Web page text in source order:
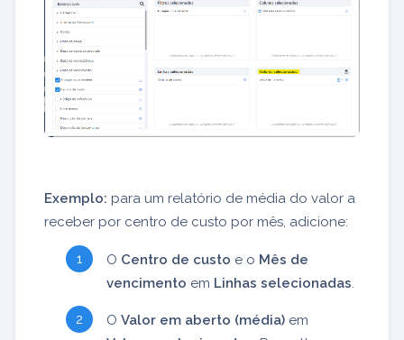
Exemplo: para um relatório de média do valor a
receber por centro de custo por mês, adicione:
O Centro de custo e o Mês de
vencimento em Linhas selecionadas.
O Valor em aberto (média) em